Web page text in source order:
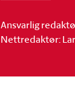
Ansvarlig
Nettredaktør: